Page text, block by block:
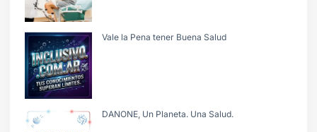
Vale la Pena tener Buena Salud
DANONE, Un Planeta. Una Salud.